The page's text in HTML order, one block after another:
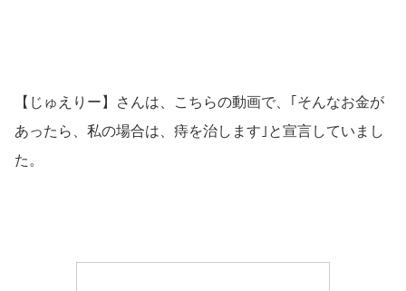
【じゅえりー】さんは、こちらの動画で、｢そんなお金が
あったら、私の場合は、痔を治します｣と宣言していまし
た。